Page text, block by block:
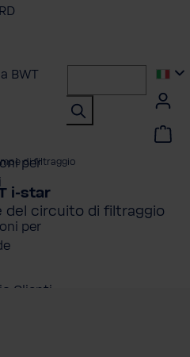
BWT
per
per
Clienti
di filtraggio
i-star
del circuito di filtraggio